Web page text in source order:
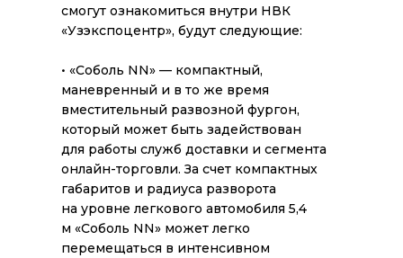
смогут ознакомиться внутри НВК
«Узэкспоцентр», будут следующие:
• «Соболь NN» — компактный,
маневренный и в то же время
вместительный развозной фургон,
который может быть задействован
для работы служб доставки и сегмента
онлайн-торговли. За счет компактных
габаритов и радиуса разворота
на уровне легкового автомобиля 5,4
м «Соболь NN» может легко
перемещаться в интенсивном